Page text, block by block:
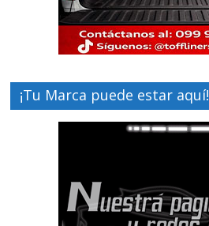
¡Tu Marca puede estar aquí!